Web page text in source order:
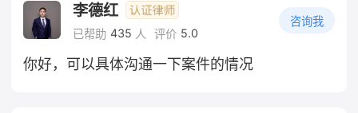
李德红
已帮助 435 人 评价 5.0
咨询我
你好，可以具体沟通一下案件的情况